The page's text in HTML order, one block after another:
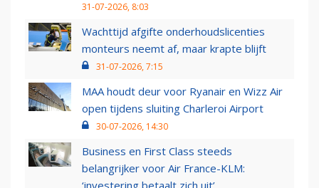
31-07-2026, 8:03
Wachttijd afgifte onderhoudslicenties
monteurs neemt af, maar krapte blijft
31-07-2026, 7:15
MAA houdt deur voor Ryanair en Wizz Air
open tijdens sluiting Charleroi Airport
30-07-2026, 14:30
Business en First Class steeds
belangrijker voor Air France-KLM: